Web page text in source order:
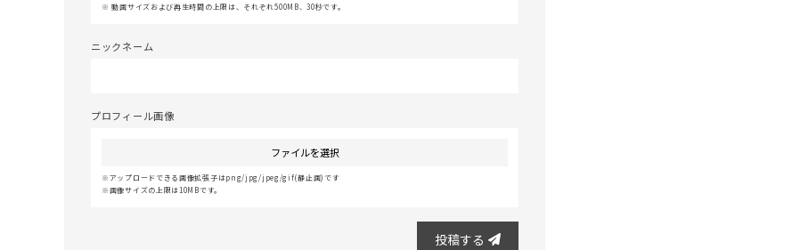
動画サイズおよび再生時間の上限は、それぞれ500MB、30秒です。
ニックネーム
プロフィール画像
ファイルを選択
アップロードできる画像拡張子はpng/jpg/jpeg/gif(静止画)です
画像サイズの上限は10MBです。
投稿する